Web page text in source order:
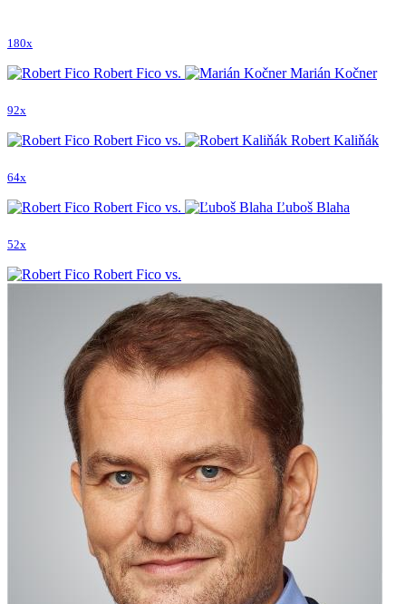
180x
Robert Fico vs. Marián Kočner
92x
Robert Fico vs. Robert Kaliňák
64x
Robert Fico vs. Ľuboš Blaha
52x
Robert Fico vs.